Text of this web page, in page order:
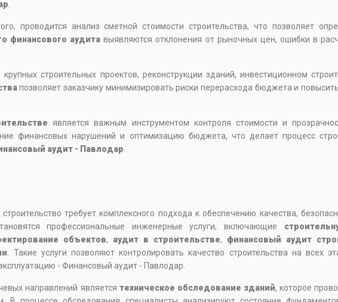
проводится анализ сметной стоимости строительства, что позволяет
финансового аудита выявляются отклонения от рыночных цен, ошибки в
строительных проектов, реконструкции зданий, инвестиционном
позволяет заказчику минимизировать риски перерасхода бюджета и
является важным инструментом контроля стоимости и
финансовых нарушений и оптимизацию бюджета, что делает процесс
аудит - Павлодар
требует комплексного подхода к обеспечению качества,
профессиональные инженерные услуги, включающие
объектов, аудит в строительстве, финансовый аудит
. Такие услуги позволяют контролировать качество строительства на всех
- Финансовый аудит - Павлодар.
направлений является техническое обследование зданий, которое